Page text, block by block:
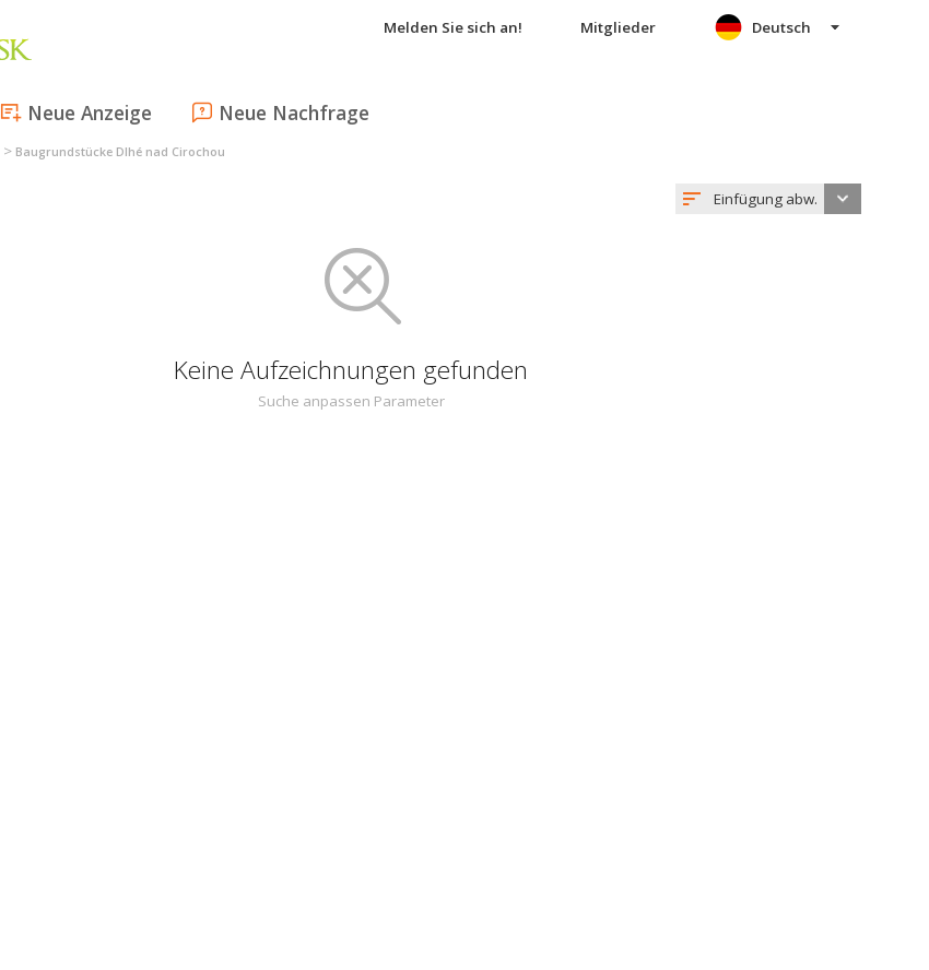
Melden Sie sich an! Mitglieder
Neue Anzeige Neue Nachfrage
Deutsch
> Baugrundstücke Dlhé nad Cirochou
Einfügung abw.
Keine Aufzeichnungen gefunden
Suche anpassen Parameter